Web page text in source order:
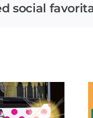
social